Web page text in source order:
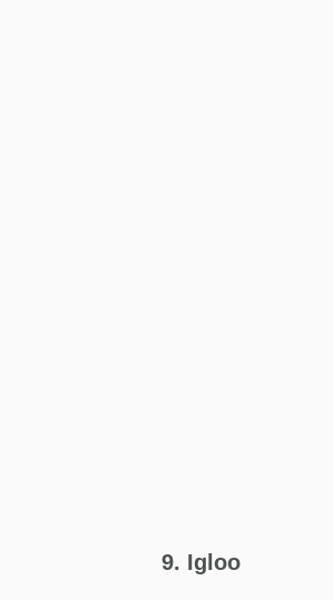
9. Igloo